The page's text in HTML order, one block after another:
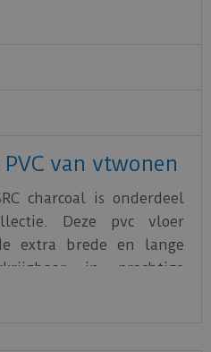
van vtwonen
charcoal is onderdeel
Deze pvc vloer
extra brede en lange
in prachtige
patroon van de vloer